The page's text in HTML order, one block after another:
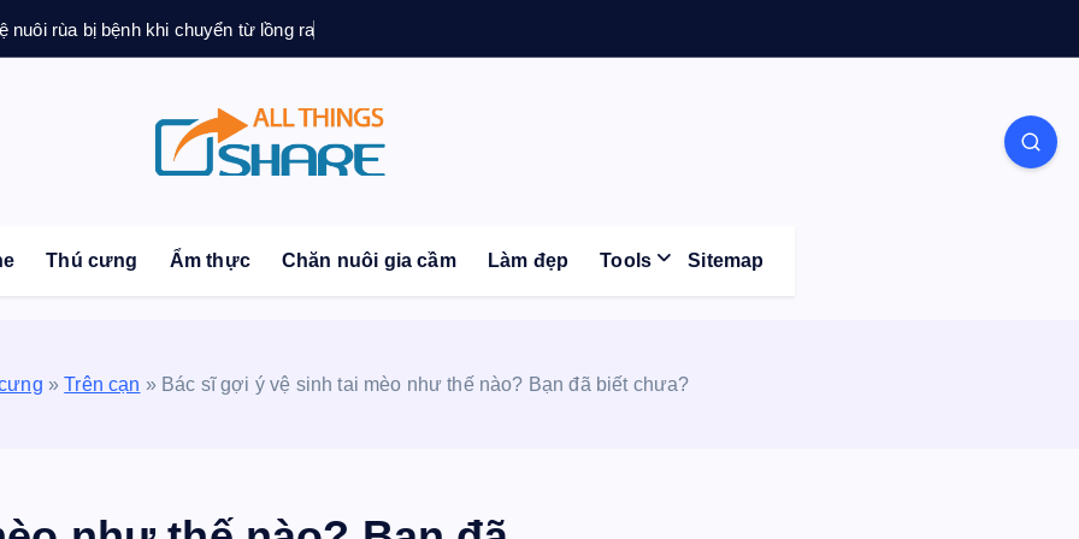
nuôi rùa bị bệnh khi chuyển từ lồng ra
Blog | Knowledge | Technology | Tips | Pets | Life
Thú cưng Ẩm thực Chăn nuôi gia cầm Làm đẹp Tools Sitemap
»Trên cạn » Bác sĩ gợi ý vệ sinh tai mèo như thế nào? Bạn đã biết chưa?